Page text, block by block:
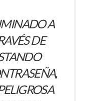
A
DE